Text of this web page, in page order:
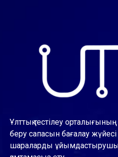
Ұлттық тестілеу
беру сапасын бағалау жүйесі
шараларды